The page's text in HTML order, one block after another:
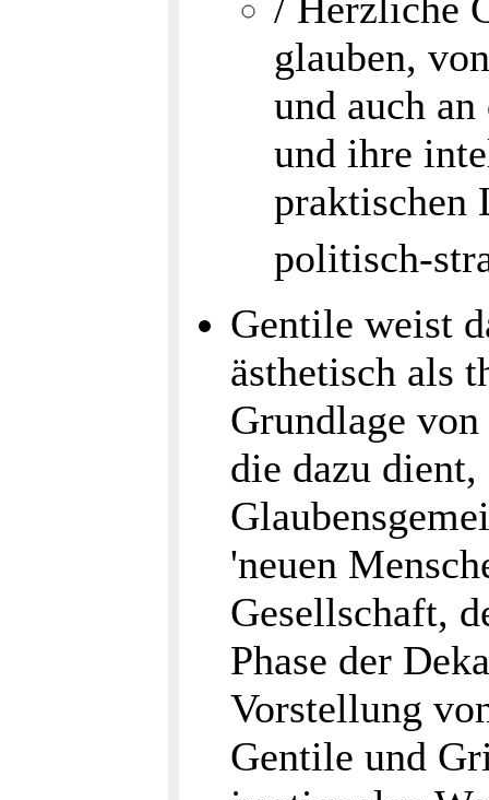
glauben,
und auch
und ihre
praktischen
politisch-
Gentile weist
ästhetisch als
Grundlage
die dazu
'neuen
Gesellschaft,
Phase der
Vorstellung
Gentile und